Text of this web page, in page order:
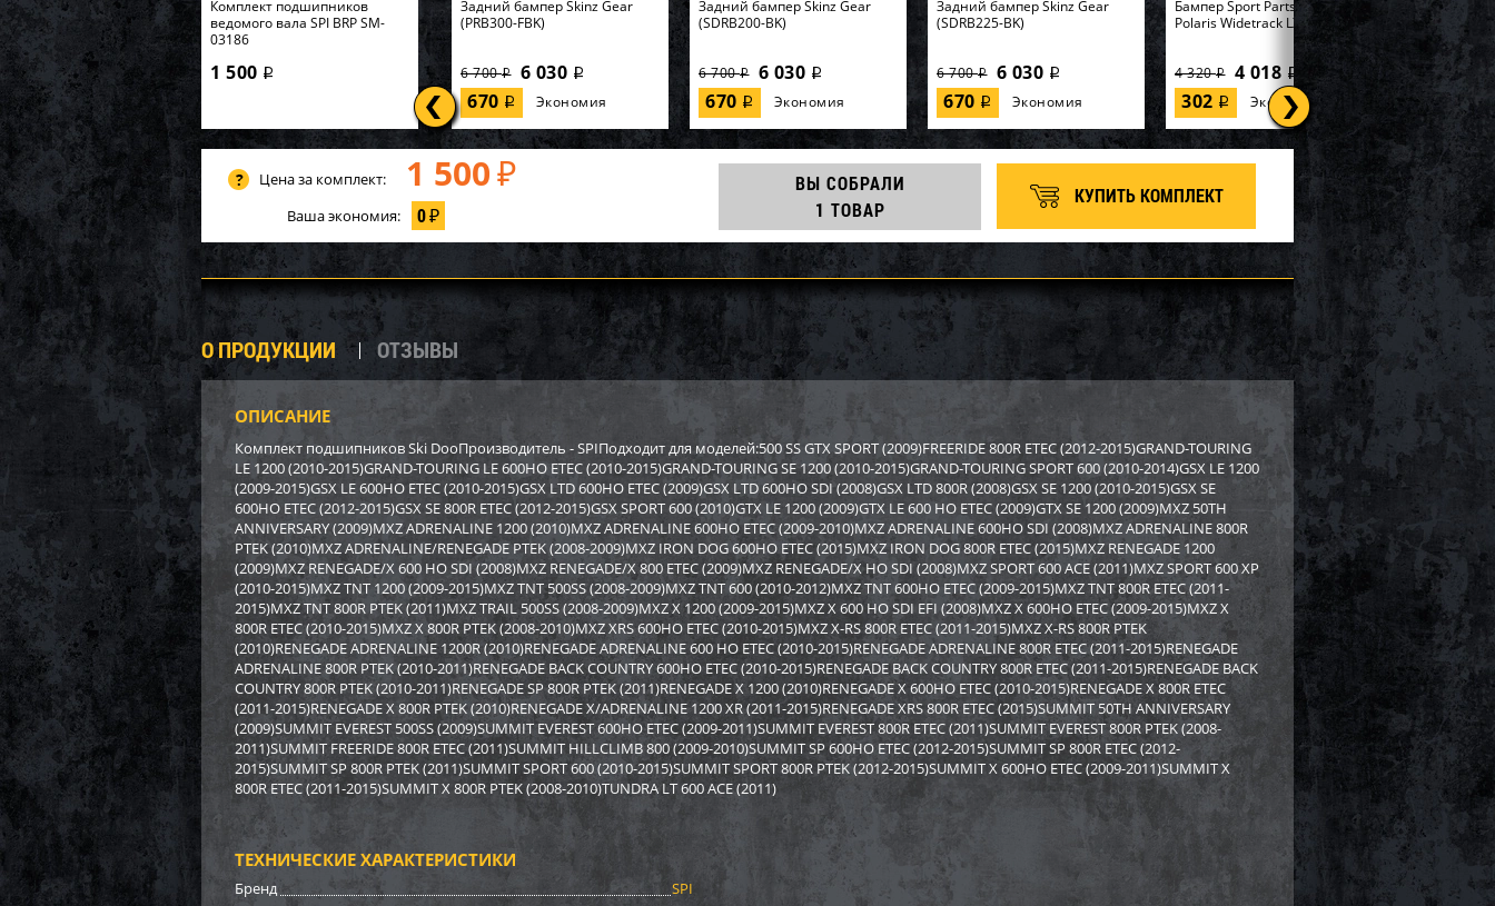
Комплект подшипников
ведомого вала SPI BRP SM-
03186
1 500 i
Задний бампер Skinz Gear
(PRB300-FBK)
6 700i 6 030 i
670 i Экономия
Задний бампер Skinz Gear
(SDRB200-BK)
6 700i 6 030 i
670 i Экономия
Задний бампер Skinz Gear
(SDRB225-BK)
6 700i 6 030 i
670 i Экономия
Бампер Sport Parts Inc. для
Polaris Widetrack LX SM-12358
4 320i 4 018 i
302 i Экономия
Бампер Sport Parts Inc. для
BRP (REV XP) SM-12454
3 170 i 2 948i
222i Экономия
Бампер BRP SM-12022
4 170i 3 878i
292i Экономия
Бампер Arctic Cat/Yamaha SM-
12517
9 590i 8 919i
671i Экономия
Бампер Yamaha SM-12530
2 750 2 558
192i Экономия
Бампер задний BRP SM-12698 Бампер Polaris SM-12494
Бампер SPI для снегохода BRP
SM-12467
Бампер SPI для снегохода BRP
Цена за комплект: 1 500 ₽
Ваша экономия: 0₽
ВЫ СОБРАЛИ
1 ТОВАР
КУПИТЬ КОМПЛЕКТ
О ПРОДУКЦИИ ОТЗЫВЫ
ОПИСАНИЕ
Комплект подшипников Ski DooПроизводитель - SPIПодходит для моделей:500 SS GTX SPORT (2009)FREERIDE 800R ETEC (2012-2015)GRAND-TOURING
LE 1200 (2010-2015)GRAND-TOURING LE 600HO ETEC (2010-2015)GRAND-TOURING SE 1200 (2010-2015)GRAND-TOURING SPORT 600 (2010-2014)GSX LE 1200
(2009-2015)GSX LE 600HO ETEC (2010-2015)GSX LTD 600HO ETEC (2009)GSX LTD 600HO SDI (2008)GSX LTD 800R (2008)GSX SE 1200 (2010-2015)GSX SE
600HO ETEC (2012-2015)GSX SE 800R ETEC (2012-2015)GSX SPORT 600 (2010)GTX LE 1200 (2009)GTX LE 600 HO ETEC (2009)GTX SE 1200 (2009)MXZ 50TH
ANNIVERSARY (2009)MXZ ADRENALINE 1200 (2010)MXZ ADRENALINE 600HO ETEC (2009-2010)MXZ ADRENALINE 600HO SDI (2008)MXZ ADRENALINE 800R
PTEK (2010)MXZ ADRENALINE/RENEGADE PTEK (2008-2009)MXZ IRON DOG 600HO ETEC (2015)MXZ IRON DOG 800R ETEC (2015)MXZ RENEGADE 1200
(2009)MXZ RENEGADE/X 600 HO SDI (2008)MXZ RENEGADE/X 800 ETEC (2009)MXZ RENEGADE/X HO SDI (2008)MXZ SPORT 600 ACE (2011)MXZ SPORT 600 XP
(2010-2015)MXZ TNT 1200 (2009-2015)MXZ TNT 500SS (2008-2009)MXZ TNT 600 (2010-2012)MXZ TNT 600HO ETEC (2009-2015)MXZ TNT 800R ETEC (2011-
2015)MXZ TNT 800R PTEK (2011)MXZ TRAIL 500SS (2008-2009)MXZ X 1200 (2009-2015)MXZ X 600 HO SDI EFI (2008)MXZ X 600HO ETEC (2009-2015)MXZ X
800R ETEC (2010-2015)MXZ X 800R PTEK (2008-2010)MXZ XRS 600HO ETEC (2010-2015)MXZ X-RS 800R ETEC (2011-2015)MXZ X-RS 800R PTEK
(2010)RENEGADE ADRENALINE 1200R (2010)RENEGADE ADRENALINE 600 HO ETEC (2010-2015)RENEGADE ADRENALINE 800R ETEC (2011-2015)RENEGADE
ADRENALINE 800R PTEK (2010-2011)RENEGADE BACK COUNTRY 600HO ETEC (2010-2015)RENEGADE BACK COUNTRY 800R ETEC (2011-2015)RENEGADE BACK
COUNTRY 800R PTEK (2010-2011)RENEGADE SP 800R PTEK (2011)RENEGADE X 1200 (2010)RENEGADE X 600HO ETEC (2010-2015)RENEGADE X 800R ETEC
(2011-2015)RENEGADE X 800R PTEK (2010)RENEGADE X/ADRENALINE 1200 XR (2011-2015)RENEGADE XRS 800R ETEC (2015)SUMMIT 50TH ANNIVERSARY
(2009)SUMMIT EVEREST 500SS (2009)SUMMIT EVEREST 600HO ETEC (2009-2011)SUMMIT EVEREST 800R ETEC (2011)SUMMIT EVEREST 800R PTEK (2008-
2011)SUMMIT FREERIDE 800R ETEC (2011)SUMMIT HILLCLIMB 800 (2009-2010)SUMMIT SP 600HO ETEC (2012-2015)SUMMIT SP 800R ETEC (2012-
2015)SUMMIT SP 800R PTEK (2011)SUMMIT SPORT 600 (2010-2015)SUMMIT SPORT 800R PTEK (2012-2015)SUMMIT X 600HO ETEC (2009-2011)SUMMIT X
800R ETEC (2011-2015)SUMMIT X 800R PTEK (2008-2010)TUNDRA LT 600 ACE (2011)
ТЕХНИЧЕСКИЕ ХАРАКТЕРИСТИКИ
Бренд
SPI